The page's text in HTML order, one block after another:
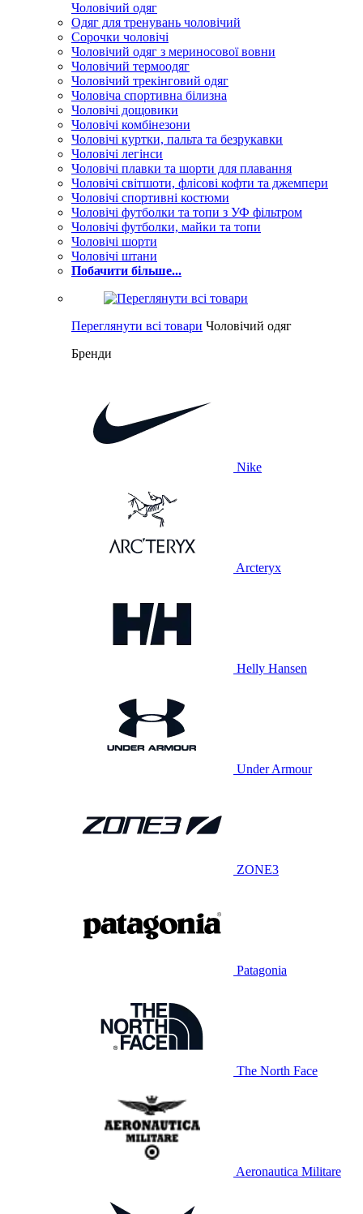
Чоловічий одяг
Одяг для тренувань чоловічий
Сорочки чоловічі
Чоловічий одяг з мериносової вовни
Чоловічий термоодяг
Чоловічий трекінговий одяг
Чоловіча спортивна білизна
Чоловічі дощовики
Чоловічі комбінезони
Чоловічі куртки, пальта та безрукавки
Чоловічі легінси
Чоловічі плавки та шорти для плавання
Чоловічі світшоти, флісові кофти та джемпери
Чоловічі спортивні костюми
Чоловічі футболки та топи з УФ фільтром
Чоловічі футболки, майки та топи
Чоловічі шорти
Чоловічі штани
Побачити більше...
Переглянути всі товари Чоловічий одяг
Бренди
Nike
Arcteryx
Helly Hansen
Under Armour
ZONE3
Patagonia
The North Face
Aeronautica Militare